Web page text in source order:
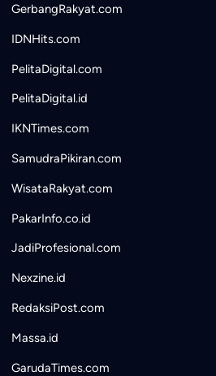
GerbangRakyat.com
IDNHits.com
PelitaDigital.com
PelitaDigital.id
IKNTimes.com
SamudraPikiran.com
WisataRakyat.com
PakarInfo.co.id
JadiProfesional.com
Nexzine.id
RedaksiPost.com
Massa.id
GarudaTimes.com